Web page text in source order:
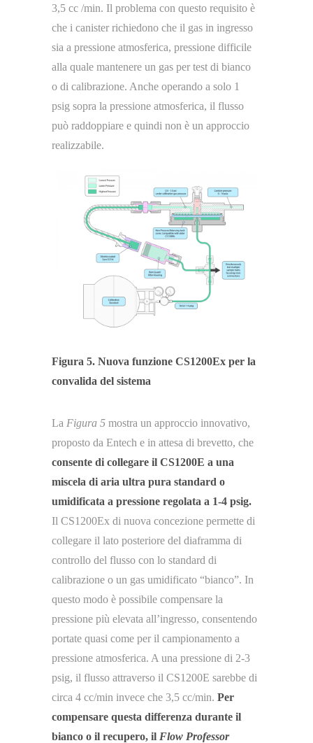
3,5 cc /min. Il problema con questo requisito è
che i canister richiedono che il gas in ingresso
sia a pressione atmosferica, pressione difficile
alla quale mantenere un gas per test di bianco
o di calibrazione. Anche operando a solo 1
psig sopra la pressione atmosferica, il flusso
può raddoppiare e quindi non è un approccio
realizzabile.
Figura 5. Nuova funzione CS1200Ex per la
convalida del sistema
La Figura 5 mostra un approccio innovativo,
proposto da Entech e in attesa di brevetto, che
consente di collegare il CS1200E a una
miscela di aria ultra pura standard o
umidificata a pressione regolata a 1-4 psig.
Il CS1200Ex di nuova concezione permette di
collegare il lato posteriore del diaframma di
controllo del flusso con lo standard di
calibrazione o un gas umidificato “bianco”. In
questo modo è possibile compensare la
pressione più elevata all’ingresso, consentendo
portate quasi come per il campionamento a
pressione atmosferica. A una pressione di 2-3
psig, il flusso attraverso il CS1200E sarebbe di
circa 4 cc/min invece che 3,5 cc/min. Per
compensare questa differenza durante il
bianco o il recupero, il Flow Professor